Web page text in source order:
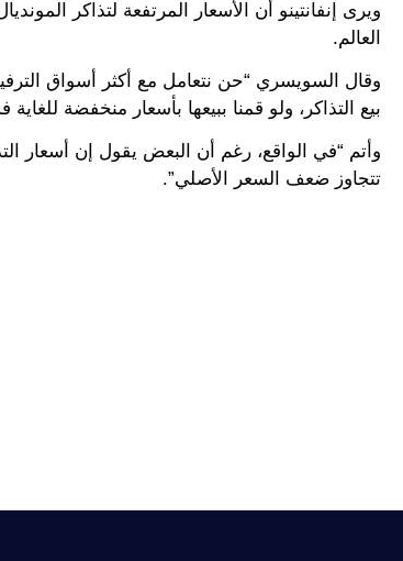
ويرى إنفانتينو أن الأسعار المرتفعة لتذاكر
العالم.
وقال السويسري “حن نتعامل مع أكثر أسواق
بيع التذاكر، ولو قمنا ببيعها بأسعار منخفضة للغاية
وأتم “في الواقع، رغم أن البعض يقول إن أسعار
تتجاوز ضعف السعر الأصلي”.